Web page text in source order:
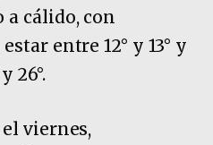
cálido, con
entre 12° y 13° y
26°.
viernes,